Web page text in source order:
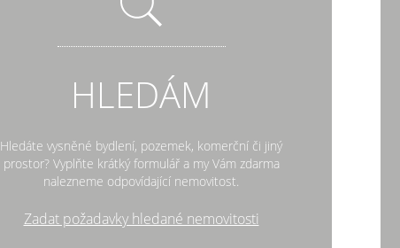
HLEDÁM
Hledáte vysněné bydlení, pozemek, komerční či jiný
prostor? Vyplňte krátký formulář a my Vám zdarma
nalezneme odpovídající nemovitost.
Zadat požadavky hledané nemovitosti